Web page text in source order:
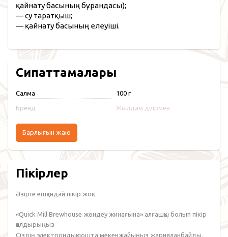
қайнату басының бұрандасы);
— су таратқыш;
— қайнату басының елеуіші.
Сипаттамалары
Салмақ 100 г
Бренд Жылдам диірмен
Барлығын жаю
Пікірлер
Әзірге ешқандай пікір жоқ.
«Quick Mill Brewhouse жөндеу жинағына» алғашқы болып пікір
қалдырыңыз
Сіздің электрондық пошта мекенжайыңыз жарияланбайды.